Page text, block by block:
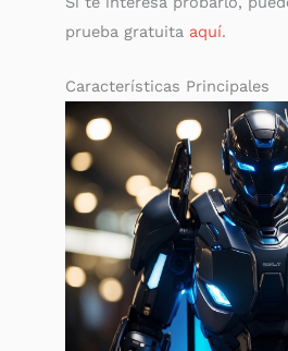
prueba gratuita aquí.
Características Principales